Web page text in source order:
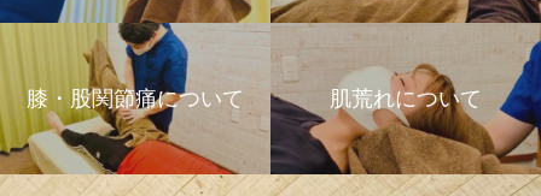
膝・股関節痛について 肌荒れについて